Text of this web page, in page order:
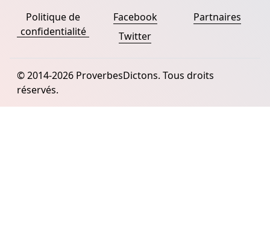
Politique de
confidentialité
Facebook
Twitter
Partnaires
© 2014-2026 ProverbesDictons. Tous droits
réservés.